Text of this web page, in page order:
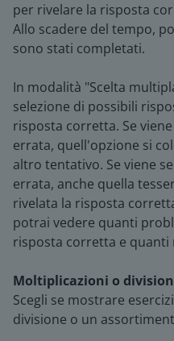
per rivelare la risposta
Allo scadere del tempo,
sono stati completati.
In modalità "Scelta
selezione di possibili
risposta corretta. Se
errata, quell'opzione si
altro tentativo. Se viene
errata, anche quella
rivelata la risposta
potrai vedere quanti
risposta corretta e quanti
Moltiplicazioni o
Scegli se mostrare
divisione o un